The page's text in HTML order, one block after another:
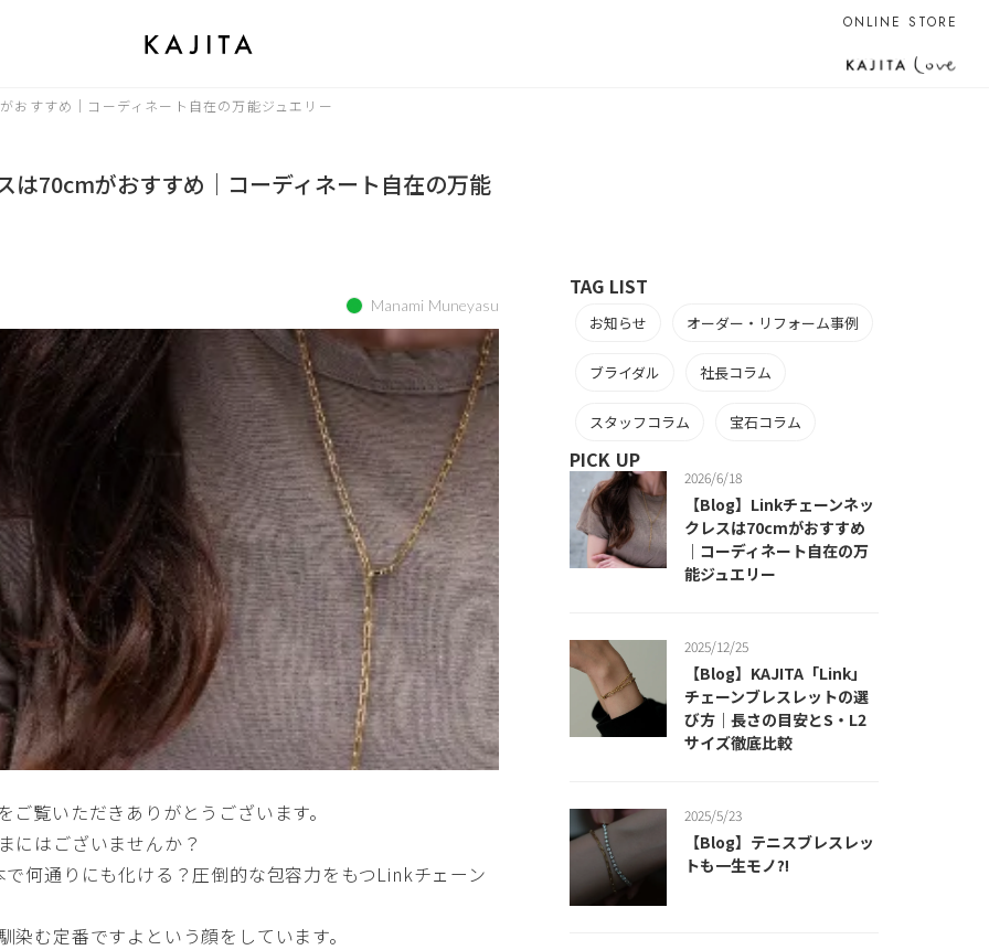
ONLINE STORE
おすすめ｜コーディネート自在の万能ジュエリー
は70cmがおすすめ｜コーディネート自在の万能
Manami Muneyasu
覧いただきありがとうございます。
にはございませんか？
何通りにも化ける？圧倒的な包容力をもつLinkチェーン
む定番ですよという顔をしています。
TAG LIST
お知らせ オーダー・リフォーム事例
ブライダル 社長コラム
スタッフコラム 宝石コラム
PICK UP
2026/6/18
【Blog】Linkチェーンネッ
クレスは70cmがおすすめ
｜コーディネート自在の万
能ジュエリー
2025/12/25
【Blog】KAJITA「Link」
チェーンブレスレットの選
び方｜長さの目安とS・L2
サイズ徹底比較
2025/5/23
【Blog】テニスブレスレッ
トも一生モノ⁈